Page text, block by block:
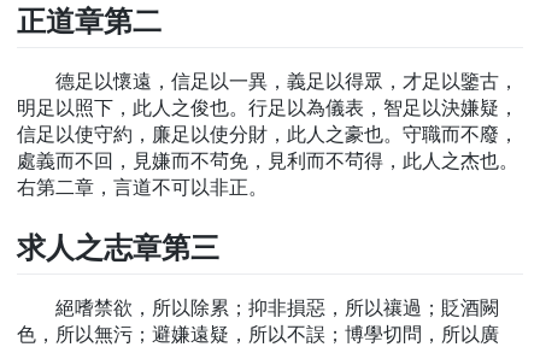
正道章第二
德足以懷遠，信足以一異，義足以得眾，才足以鑒古，
明足以照下，此人之俊也。行足以為儀表，智足以決嫌疑，
信足以使守約，廉足以使分財，此人之豪也。守職而不廢，
處義而不回，見嫌而不茍免，見利而不茍得，此人之杰也。
右第二章，言道不可以非正。
求人之志章第三
絕嗜禁欲，所以除累；抑非損惡，所以禳過；貶酒闕
色，所以無污；避嫌遠疑，所以不誤；博學切問，所以廣